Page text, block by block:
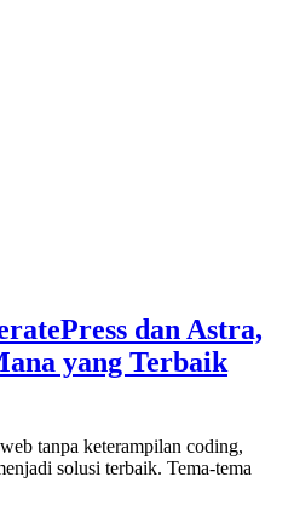
dan Astra,
yang Terbaik
tanpa keterampilan coding,
solusi terbaik. Tema-tema